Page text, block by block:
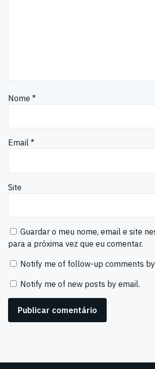
Nome *
Email *
Site
Guardar o meu nome, email e site
para a próxima vez que eu comentar.
Notify me of follow-up comments
Notify me of new posts by email.